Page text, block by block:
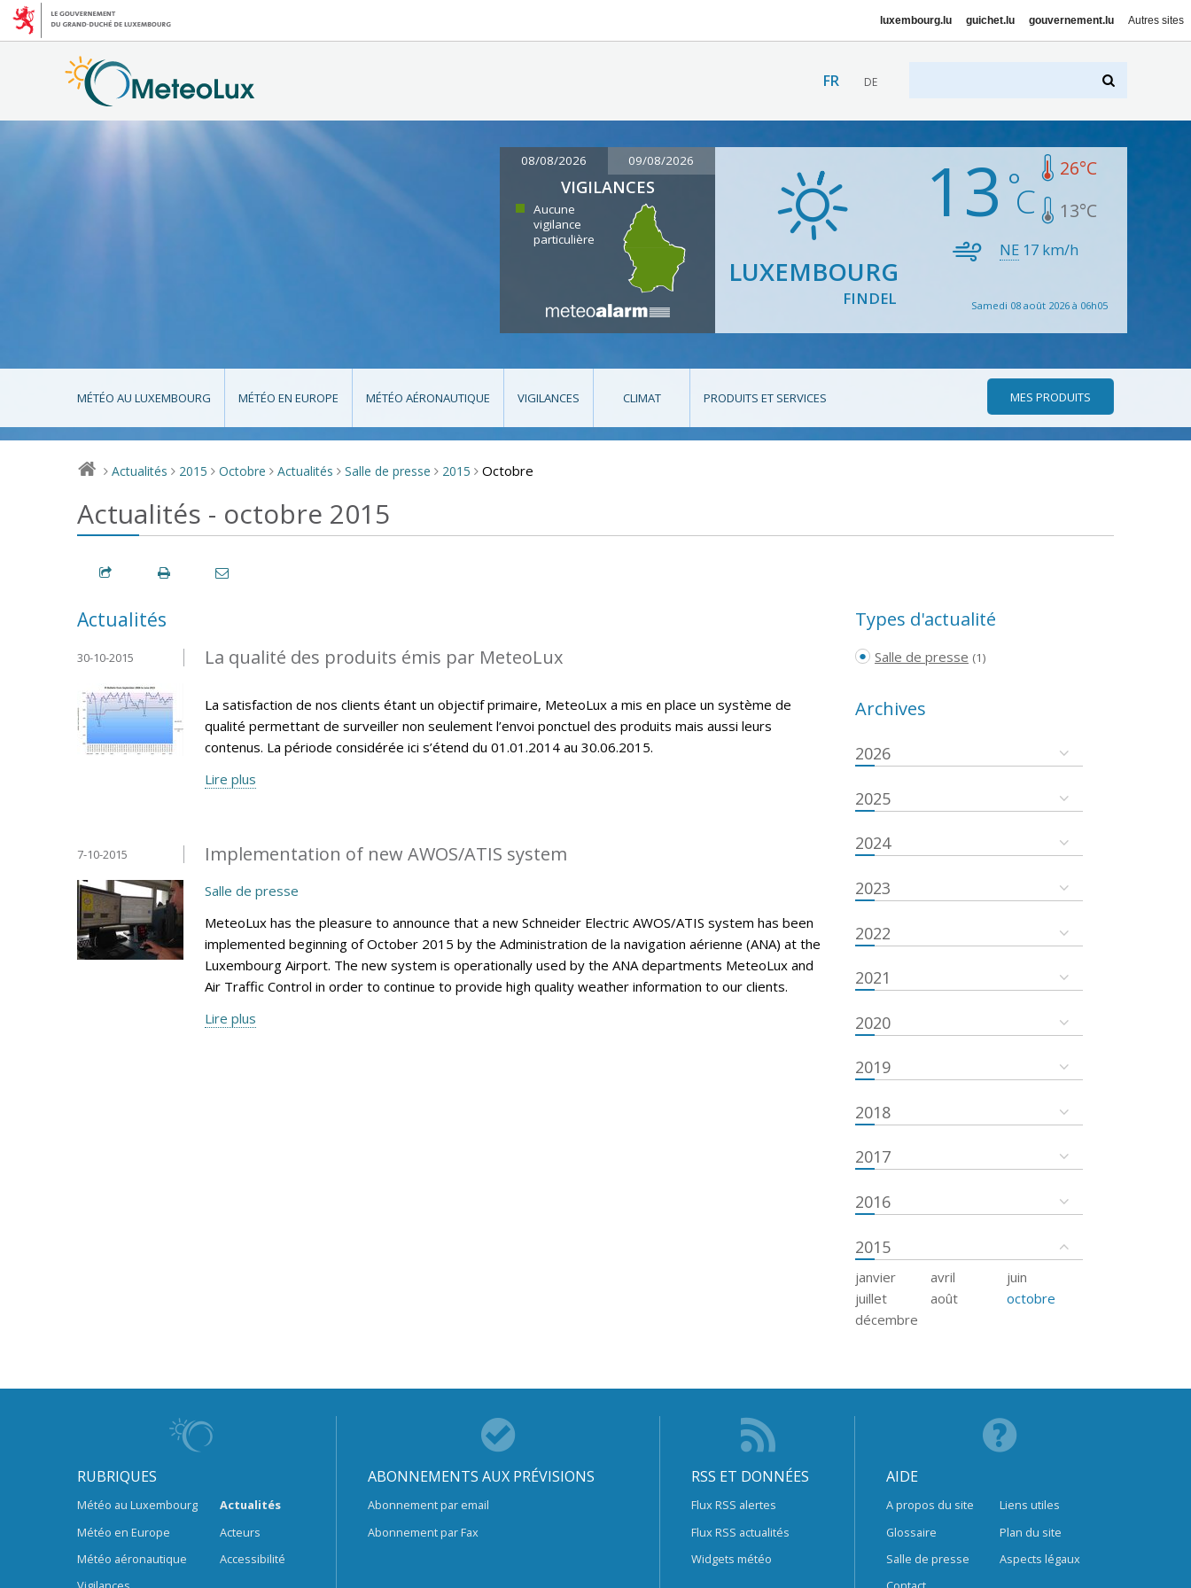
luxembourg.lu guichet.lu gouvernement.lu Autres sites
FR DE
08/08/2026 09/08/2026
VIGILANCES
Aucune
vigilance
particulière
LUXEMBOURG
FINDEL
13 26°C
13°C
NE 17 km/h
Samedi 08 août 2026 à 06h05
MÉTÉO AU LUXEMBOURG MÉTÉO EN EUROPE MÉTÉO AÉRONAUTIQUE VIGILANCES CLIMAT PRODUITS ET SERVICES MES PRODUITS
> Actualités > 2015 > Octobre > Actualités > Salle de presse > 2015 > Octobre
Actualités - octobre 2015
Actualités
La qualité des produits émis par MeteoLux
30-10-2015
La satisfaction de nos clients étant un objectif primaire, MeteoLux a mis en place un système de
qualité permettant de surveiller non seulement l’envoi ponctuel des produits mais aussi leurs
contenus. La période considérée ici s’étend du 01.01.2014 au 30.06.2015.
Lire plus
Implementation of new AWOS/ATIS system
7-10-2015
Salle de presse
MeteoLux has the pleasure to announce that a new Schneider Electric AWOS/ATIS system has been
implemented beginning of October 2015 by the Administration de la navigation aérienne (ANA) at the
Luxembourg Airport. The new system is operationally used by the ANA departments MeteoLux and
Air Traffic Control in order to continue to provide high quality weather information to our clients.
Lire plus
Types d'actualité
Salle de presse (1)
Archives
2026
2025
2024
2023
2022
2021
2020
2019
2018
2017
2016
2015
janvier avril
juin
juillet
août
octobre
décembre
RUBRIQUES
Météo au Luxembourg
Météo en Europe
Météo aéronautique
Actualités
Acteurs
Accessibilité
ABONNEMENTS AUX PRÉVISIONS
Abonnement par email
Abonnement par Fax
RSS ET DONNÉES
Flux RSS alertes
Flux RSS actualités
Widgets météo
AIDE
A propos du site
Glossaire
Salle de presse
Liens utiles
Plan du site
Aspects légaux